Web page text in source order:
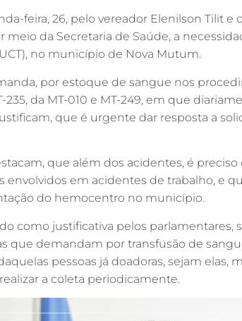
feira, 26, pelo vereador Elenilson Tilit
meio da Secretaria de Saúde, a
no município de Nova Mutum.
por estoque de sangue nos
da MT-010 e MT-249, em que
que é urgente dar resposta a
que além dos acidentes, é
envolvidos em acidentes de trabalho, e
do hemocentro no município.
como justificativa pelos parlamentares,
demandam por transfusão de
pessoas já doadoras, sejam
a coleta periodicamente.